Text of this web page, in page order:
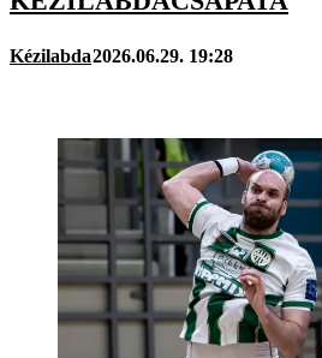
Kézilabda2026.06.29. 19:28